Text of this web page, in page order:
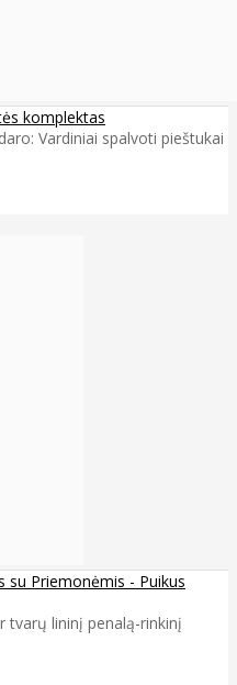
komplektas
Vardiniai spalvoti pieštukai
su Priemonėmis - Puikus
tvarų lininį penalą-rinkinį